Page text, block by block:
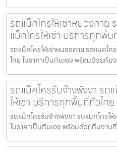
รถแม็คโครให้เช่าหนองคาย
แม็คโครให้เช่า บริการทุกพื้
รถแม็คโครให้เช่าหนองคาย รถแมคโค
ไทย ในราคาเป็นกันเอง พร้อมด้วยที
รถแม็คโครรับจ้างพังงา รถ
ให้เช่า บริการทุกพื้นที่ทั่วไท
รถแม็คโครรับจ้างพังงา รถแมคโครใ
ในราคาเป็นกันเอง พร้อมด้วยทีมงาน